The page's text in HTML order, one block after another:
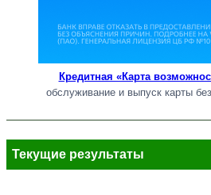
Кредитная «Карта
обслуживание и выпуск карты
Текущие результаты